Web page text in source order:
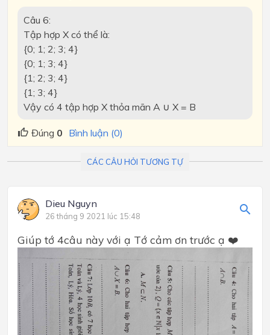
Câu 6:
Tập hợp X có thể là:
{0; 1; 2; 3; 4}
{0; 1; 3; 4}
{1; 2; 3; 4}
{1; 3; 4}
Vậy có 4 tập hợp X thỏa mãn A ∪ X = B
Đúng 0 Bình luận (0)
CÁC CÂU HỎI TƯƠNG TỰ
Dieu Nguyn
26 tháng 9 2021 lúc 15:48
Giúp tớ 4câu này với ạ Tớ cảm ơn trước ạ ❤️